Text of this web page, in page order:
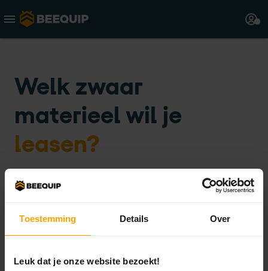
Toestemming Details Over
Leuk dat je onze website bezoekt!
Welk zwaar
materieel wil je
leasen?
Merk